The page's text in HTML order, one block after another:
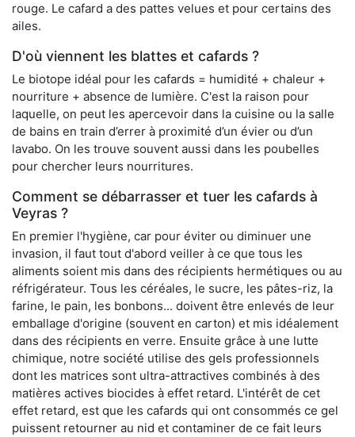
rouge. Le cafard a des pattes velues et pour certains des
ailes.
D'où viennent les blattes et cafards ?
Le biotope idéal pour les cafards = humidité + chaleur +
nourriture + absence de lumière. C'est la raison pour
laquelle, on peut les apercevoir dans la cuisine ou la salle
de bains en train d’errer à proximité d’un évier ou d’un
lavabo. On les trouve souvent aussi dans les poubelles
pour chercher leurs nourritures.
Comment se débarrasser et tuer les cafards à
Veyras ?
En premier l'hygiène, car pour éviter ou diminuer une
invasion, il faut tout d'abord veiller à ce que tous les
aliments soient mis dans des récipients hermétiques ou au
réfrigérateur. Tous les céréales, le sucre, les pâtes-riz, la
farine, le pain, les bonbons... doivent être enlevés de leur
emballage d'origine (souvent en carton) et mis idéalement
dans des récipients en verre. Ensuite grâce à une lutte
chimique, notre société utilise des gels professionnels
dont les matrices sont ultra-attractives combinés à des
matières actives biocides à effet retard. L'intérêt de cet
effet retard, est que les cafards qui ont consommés ce gel
puissent retourner au nid et contaminer de ce fait leurs